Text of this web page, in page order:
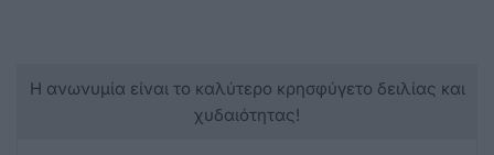
Η ανωνυμία είναι το καλύτερο κρησφύγετο δειλίας και
χυδαιότητας!